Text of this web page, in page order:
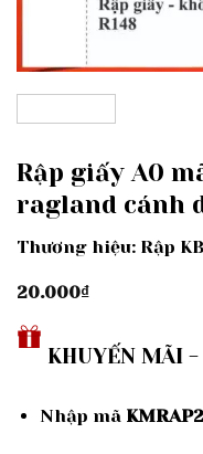
Rập giấy A0
ragland cánh
Thương hiệu: Rập KB
20.000₫
KHUYẾN MÃI
Nhập mã